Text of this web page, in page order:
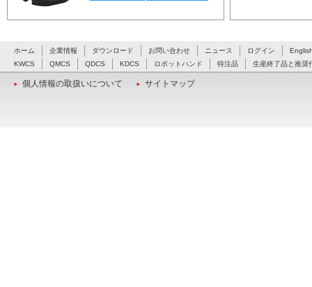
ホーム 企業情報 ダウンロード お問い合わせ ニュース ログイン
KWCS
QMCS QDCS KDCS ロボットハンド 特注品 生産終了品と推奨
個人情報の取扱いについて サイトマップ